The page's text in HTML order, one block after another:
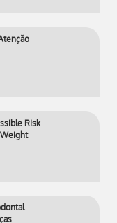
Risk